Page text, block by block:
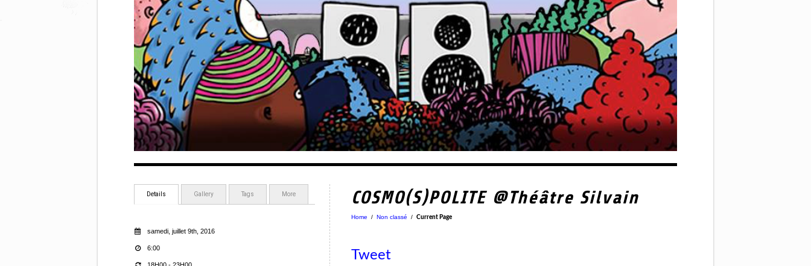
Details Gallery Tags More
samedi, juillet 9th, 2016
6:00
COSMO(S)POLITE @Théâtre Silvain
Home / Non classé / Current Page
Tweet